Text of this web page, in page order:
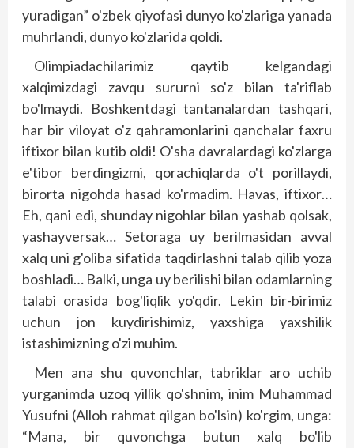
yuradigan” o'zbek qiyofasi dunyo ko'zlariga yanada
muhrlandi, dunyo ko'zlarida qoldi.
Olimpiadachilarimiz qaytib kelgandagi
xalqimizdagi zavqu sururni so'z bilan ta'riflab
bo'lmaydi. Boshkentdagi tantanalardan tashqari,
har bir viloyat o'z qahramonlarini qanchalar faxru
iftixor bilan kutib oldi! O'sha davralardagi ko'zlarga
e'tibor berdingizmi, qorachiqlarda o't porillaydi,
birorta nigohda hasad ko'rmadim. Havas, iftixor…
Eh, qani edi, shunday nigohlar bilan yashab qolsak,
yashayversak… Setoraga uy berilmasidan avval
xalq uni g'oliba sifatida taqdirlashni talab qilib yoza
boshladi… Balki, unga uy berilishi bilan odamlarning
talabi orasida bog'liqlik yo'qdir. Lekin bir-birimiz
uchun jon kuydirishimiz, yaxshiga yaxshilik
istashimizning o'zi muhim.
Men ana shu quvonchlar, tabriklar aro uchib
yurganimda uzoq yillik qo'shnim, inim Muhammad
Yusufni (Alloh rahmat qilgan bo'lsin) ko'rgim, unga:
“Mana, bir quvonchga butun xalq bo'lib